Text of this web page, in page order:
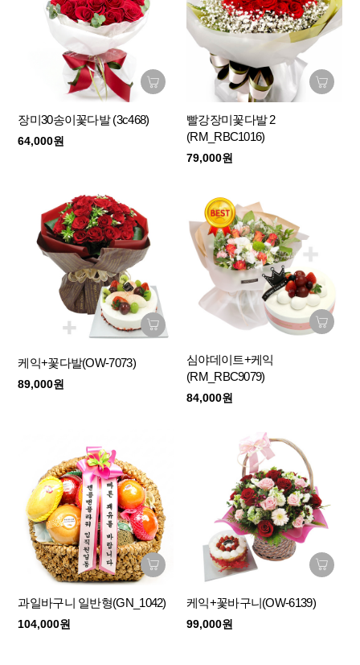
장미30송이꽃다발 (3c468)
64,000원
빨강장미꽃다발 2
(RM_RBC1016)
79,000원
케익+꽃다발(OW-7073)
89,000원
심야데이트+케익
(RM_RBC9079)
84,000원
과일바구니 일반형(GN_1042)
104,000원
케익+꽃바구니(OW-6139)
99,000원